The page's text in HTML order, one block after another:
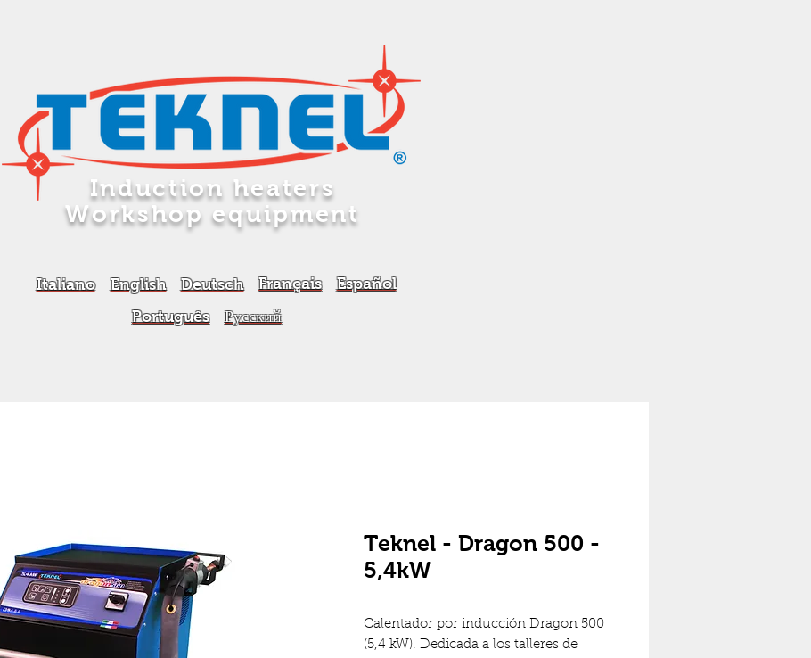
Induction heaters
Workshop equipment
Deutsch
English
Italiano
Русский
Português
Teknel - Dragon 500 -
5,4kW
Calentador por inducción Dragon 500
(5,4 kW). Dedicada a los talleres de
Français Español